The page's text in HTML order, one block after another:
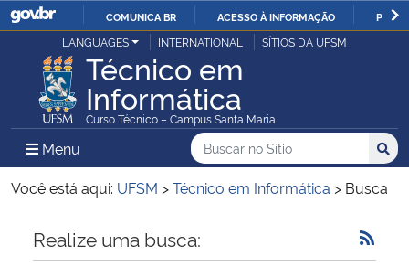
IR
PARA
O
CONTEÚDO
COMUNICA BR ACESSO À INFORMAÇÃO
Ministério da Justiça e Segurança Pública
Ministério da Defesa
Ministério das Relações Exteriores
Ministério da Economia
LANGUAGES INTERNATIONAL SÍTIOS DA UFSM
Técnico em
Informática
Curso Técnico – Campus Santa Maria
Menu Menu Principal do Sítio
Busca
Buscar no no Sítio
Busca:
Você está aqui: UFSM >Técnico em Informática > Busca
Início do conteúdo
Realize uma busca: